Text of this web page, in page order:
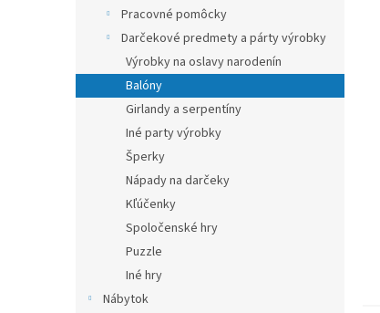
Pracovné pomôcky
Darčekové predmety a párty výrobky
Výrobky na oslavy narodenín
Balóny
Girlandy a serpentíny
Iné party výrobky
Šperky
Nápady na darčeky
Kľúčenky
Spoločenské hry
Puzzle
Iné hry
Nábytok